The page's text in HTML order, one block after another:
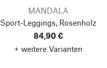
MANDALA
Sport-Leggings, Rosenholz
84,90 €
+ weitere Varianten